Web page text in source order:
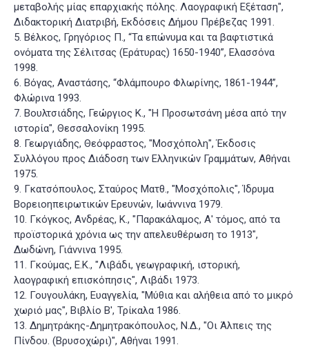
μεταβολής μίας επαρχιακής πόλης. Λαογραφική Εξέταση",
Διδακτορική Διατριβή, Εκδόσεις Δήμου Πρέβεζας 1991.
5. Βέλκος, Γρηγόριος Π., “Τα επώνυμα και τα βαφτιστικά
ονόματα της Σέλιτσας (Εράτυρας) 1650-1940”, Ελασσόνα
1998.
6. Βόγας, Αναστάσης, “Φλάμπουρο Φλωρίνης, 1861-1944”,
Φλώρινα 1993.
7. Βουλτσιάδης, Γεώργιος Κ., "Η Προσωτσάνη μέσα από την
ιστορία", Θεσσαλονίκη 1995.
8. Γεωργιάδης, Θεόφραστος, "Μοσχόπολη", Έκδοσις
Συλλόγου προς Διάδοση των Ελληνικών Γραμμάτων, Αθήναι
1975.
9. Γκατσόπουλος, Σταύρος Ματθ., "Μοσχόπολις", Ίδρυμα
Βορειοηπειρωτικών Ερευνών, Ιωάννινα 1979.
10. Γκόγκος, Ανδρέας, Κ., "Παρακάλαμος, Α' τόμος, από τα
προϊστορικά χρόνια ως την απελευθέρωση το 1913",
Δωδώνη, Γιάννινα 1995.
11. Γκούμας, Ε.Κ., "Λιβάδι, γεωγραφική, ιστορική,
λαογραφική επισκόπησις", Λιβάδι 1973.
12. Γουγουλάκη, Ευαγγελία, "Μύθια και αλήθεια από το μικρό
χωριό μας", Βιβλίο Β', Τρίκαλα 1986.
13. Δημητράκης-Δημητρακόπουλος, Ν.Δ., "Οι Άλπεις της
Πίνδου. (Βρυσοχώρι)", Αθήναι 1991.